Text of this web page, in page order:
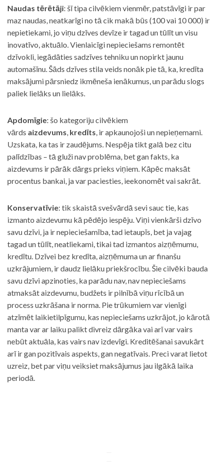
Naudas tērētāji: šī tipa cilvēkiem vienmēr, patstāvīgi ir par
maz naudas, neatkarīgi no tā cik makā būs (100 vai 10 000) ir
nepietiekami, jo viņu dzīves devīze ir tagad un tūlīt un visu
inovatīvo, aktuālo. Vienlaicīgi nepieciešams remontēt
dzīvokli, iegādāties sadzīves tehniku un nopirkt jaunu
automašīnu. Šāds dzīves stila veids nonāk pie tā, ka, kredīta
maksājumi pārsniedz ikmēneša ienākumus, un parādu slogs
paliek lielāks un lielāks.
Apdomīgie: šo kategoriju cilvēkiem
vārds aizdevums, kredīts, ir apkaunojoši un nepieņemami.
Uzskata, ka tas ir zaudējums. Nespēja tikt galā bez citu
palīdzības – tā gluži nav problēma, bet gan fakts, ka
aizdevums ir pārāk dārgs prieks viņiem. Kāpēc maksāt
procentus bankai, ja var paciesties, ieekonomēt vai sakrāt.
Konservatīvie: tik skaistā svešvārdā sevi sauc tie, kas
izmanto aizdevumu kā pēdējo iespēju. Viņi vienkārši dzīvo
savu dzīvi, ja ir nepieciešamība, tad ietaupīs, bet ja vajag
tagad un tūlīt, neatliekami, tikai tad izmantos aizņēmumu,
kredītu. Dzīvei bez kredīta, aizņēmuma un ar finanšu
uzkrājumiem, ir daudz lielāku priekšrocību. Šie cilvēki bauda
savu dzīvi apzinoties, ka parādu nav, nav nepieciešams
atmaksāt aizdevumu, budžets ir pilnībā viņu rīcībā un
process uzkrāšana ir norma. Pie trūkumiem var vienīgi
atzīmēt laikietilpīgumu, kas nepieciešams uzkrājot, jo kārotā
manta var ar laiku palikt divreiz dārgāka vai arī var vairs
nebūt aktuāla, kas vairs nav izdevīgi. Kreditēšanai savukārt
arī ir gan pozitīvais aspekts, gan negatīvais. Preci varat lietot
uzreiz, bet par viņu veiksiet maksājumus jau ilgākā laika
periodā.